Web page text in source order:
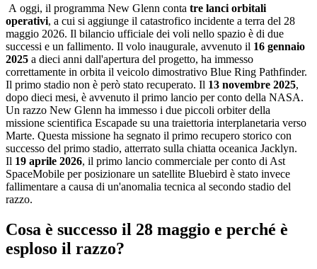
A oggi, il programma New Glenn conta tre lanci orbitali
operativi, a cui si aggiunge il catastrofico incidente a terra del 28
maggio 2026. Il bilancio ufficiale dei voli nello spazio è di due
successi e un fallimento. Il volo inaugurale, avvenuto il 16 gennaio
2025 a dieci anni dall'apertura del progetto, ha immesso
correttamente in orbita il veicolo dimostrativo Blue Ring Pathfinder.
Il primo stadio non è però stato recuperato. Il 13 novembre 2025,
dopo dieci mesi, è avvenuto il primo lancio per conto della NASA.
Un razzo New Glenn ha immesso i due piccoli orbiter della
missione scientifica Escapade su una traiettoria interplanetaria verso
Marte. Questa missione ha segnato il primo recupero storico con
successo del primo stadio, atterrato sulla chiatta oceanica Jacklyn.
Il 19 aprile 2026, il primo lancio commerciale per conto di Ast
SpaceMobile per posizionare un satellite Bluebird è stato invece
fallimentare a causa di un'anomalia tecnica al secondo stadio del
razzo.
Cosa è successo il 28 maggio e perché è
esploso il razzo?